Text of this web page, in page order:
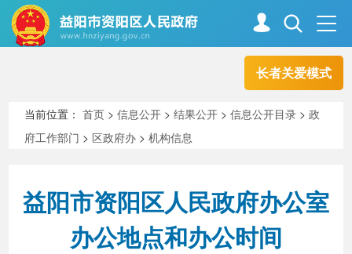
长者关爱模式
走进资阳
新闻中心 解读回应
当前位置：首页 >信息公开 >结果公开 >信息公开目录 >政
府工作部门 > 区政府办 >机构信息
益阳市资阳区人民政府办公室
办公地点和办公时间